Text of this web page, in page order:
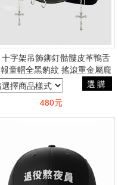
十字架吊飾鉚釘骷髏皮革鴨舌
報童帽全黑豹紋 搖滾重金屬龐
克街頭嘻哈風
選購
480元